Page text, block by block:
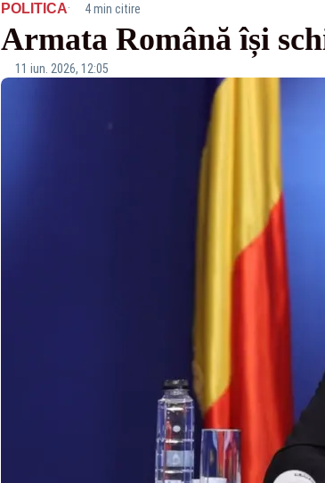
POLITICA· 4 min citire
Armata Română își
11 iun. 2026, 12:05